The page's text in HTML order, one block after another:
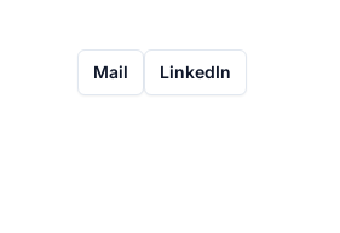
Mail LinkedIn